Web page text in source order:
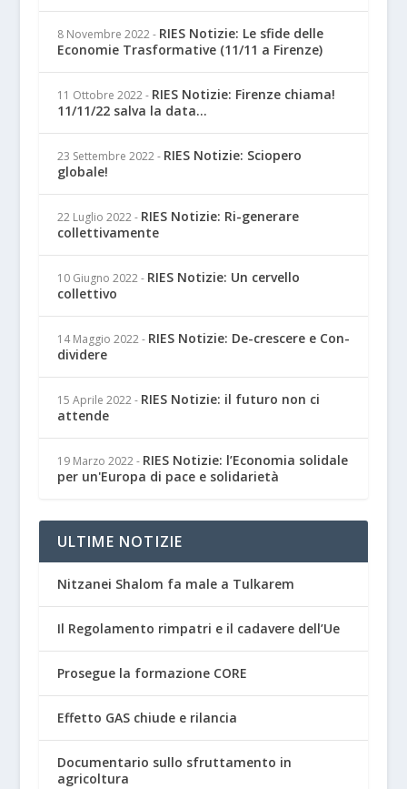
8 Novembre 2022 - RIES Notizie: Le sfide delle
Economie Trasformative (11/11 a Firenze)
11 Ottobre 2022 - RIES Notizie: Firenze chiama!
11/11/22 salva la data...
23 Settembre 2022 - RIES Notizie: Sciopero
globale!
22 Luglio 2022 - RIES Notizie: Ri-generare
collettivamente
10 Giugno 2022 - RIES Notizie: Un cervello
collettivo
14 Maggio 2022 - RIES Notizie: De-crescere e Con-
dividere
15 Aprile 2022 - RIES Notizie: il futuro non ci
attende
19 Marzo 2022 - RIES Notizie: l’Economia solidale
per un'Europa di pace e solidarietà
ULTIME NOTIZIE
Nitzanei Shalom fa male a Tulkarem
Il Regolamento rimpatri e il cadavere dell’Ue
Prosegue la formazione CORE
Effetto GAS chiude e rilancia
Documentario sullo sfruttamento in
agricoltura